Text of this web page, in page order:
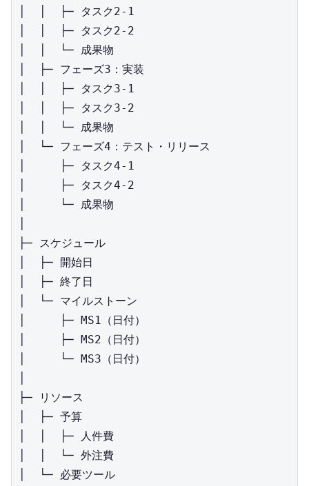
│  │  ├─ タスク2-1
│  │  ├─ タスク2-2
│  │  └─ 成果物
│  ├─ フェーズ3：実装
│  │  ├─ タスク3-1
│  │  ├─ タスク3-2
│  │  └─ 成果物
│  └─ フェーズ4：テスト・リリース
│     ├─ タスク4-1
│     ├─ タスク4-2
│     └─ 成果物
├─ スケジュール
│  ├─ 開始日
│  ├─ 終了日
│  └─ マイルストーン
│     ├─ MS1（日付）
│     ├─ MS2（日付）
│     └─ MS3（日付）
├─ リソース
│  ├─ 予算
│  │  ├─ 人件費
│  │  └─ 外注費
│  └─ 必要ツール